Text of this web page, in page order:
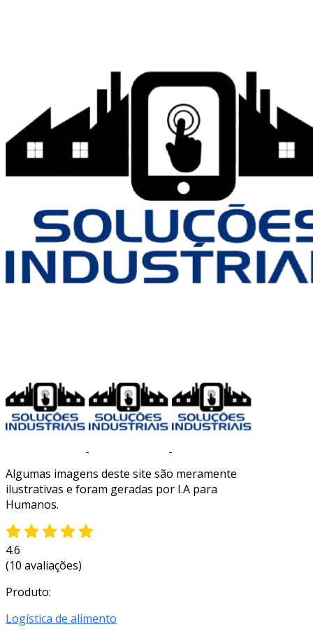
Algumas imagens deste site são meramente
ilustrativas e foram geradas por I.A para
Humanos.
4.6
(10 avaliações)
Produto:
Logística de alimento